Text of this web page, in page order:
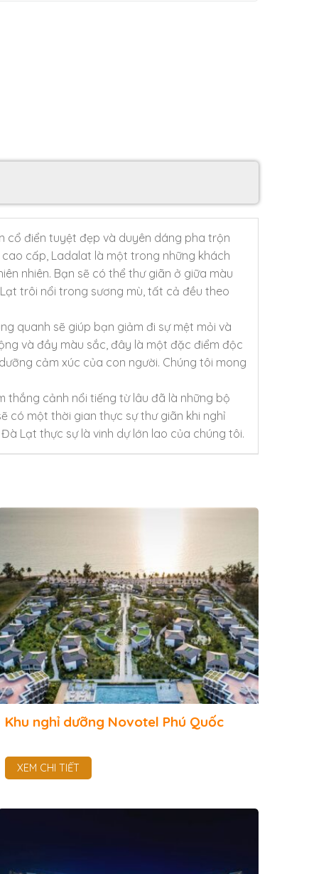
cổ điển tuyệt đẹp và duyên dáng pha trộn
cấp, Ladalat là một trong những khách
nhiên. Bạn sẽ có thể thư giãn ở giữa màu
trôi nổi trong sương mù, tất cả đều theo
quanh sẽ giúp bạn giảm đi sự mệt mỏi và
và đầy màu sắc, đây là một đặc điểm độc
cảm xúc của con người. Chúng tôi mong
thắng cảnh nổi tiếng từ lâu đã là những bộ
có một thời gian thực sự thư giãn khi nghỉ
Lạt thực sự là vinh dự lớn lao của chúng tôi.
Khu nghỉ dưỡng Novotel Phú Quốc
XEM CHI TIẾT